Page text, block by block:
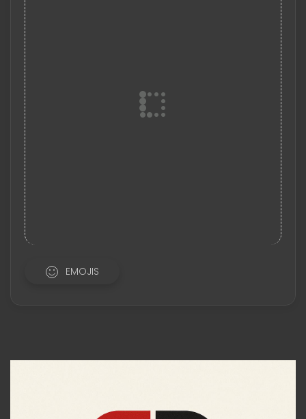
EMOJIS